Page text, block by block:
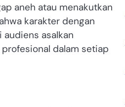
aneh atau menakutkan
karakter dengan
asalkan
dalam setiap